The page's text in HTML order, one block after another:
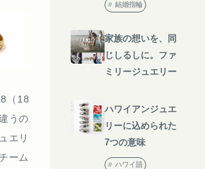
（18
うの
エリ
ーム
結婚指輪
家族の想いを、同
じしるしに。ファ
ミリージュエリー
ハワイアンジュエ
リーに込められた
7つの意味
ハワイ語